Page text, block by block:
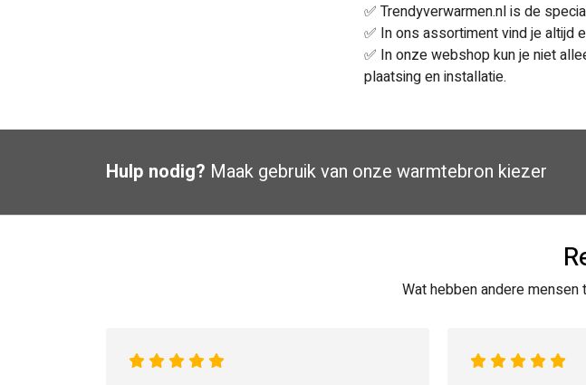
✅ Trendyverwarmen.nl is de
✅ In ons assortiment vind je altijd
✅ In onze webshop kun je niet
plaatsing en installatie.
Hulp nodig? Maak gebruik van onze warmtebron kiezer
Wat hebben andere